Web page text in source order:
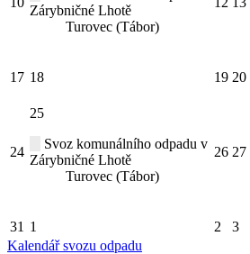
Zárybničné Lhotě
Turovec (Tábor)
17 18 19 20
24
25
Svoz komunálního odpadu v
Zárybničné Lhotě
Turovec (Tábor)
26 27
31 1 2 3
Kalendář svozu odpadu